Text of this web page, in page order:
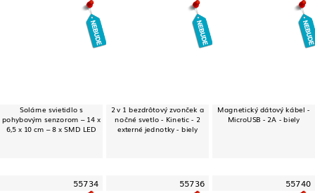
Solárne svietidlo s
pohybovým senzorom – 14 x
6,5 x 10 cm – 8 x SMD LED
2 v 1 bezdrôtový zvonček a
nočné svetlo - Kinetic - 2
externé jednotky - biely
Magnetický dátový kábel -
MicroUSB - 2A - biely
55734 55736 55740